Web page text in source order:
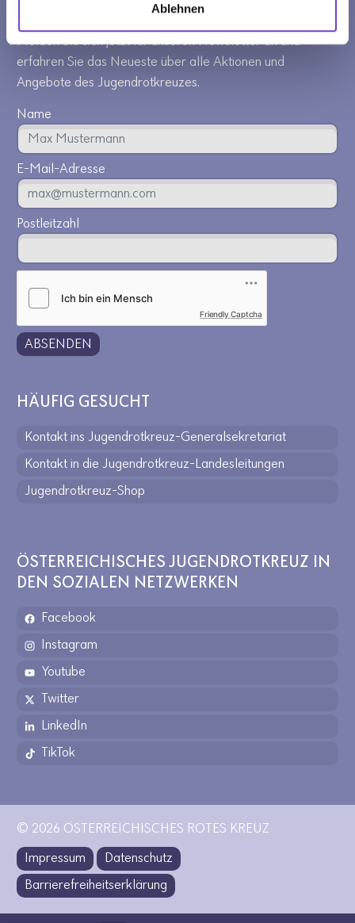
Ablehnen
Melden Sie sich jetzt für unseren Newsletter an und
erfahren Sie das Neueste über alle Aktionen und
Angebote des Jugendrotkreuzes.
Name
E-Mail-Adresse
Postleitzahl
Friendly Captcha
ABSENDEN
HÄUFIG GESUCHT
Kontakt ins Jugendrotkreuz-Generalsekretariat
Kontakt in die Jugendrotkreuz-Landesleitungen
Jugendrotkreuz-Shop
ÖSTERREICHISCHES JUGENDROTKREUZ IN
DEN SOZIALEN NETZWERKEN
Facebook
Instagram
Youtube
Twitter
LinkedIn
TikTok
© 2026 ÖSTERREICHISCHES ROTES KREUZ
Impressum
Datenschutz
Barrierefreiheitserklärung